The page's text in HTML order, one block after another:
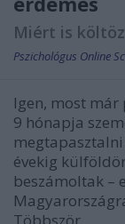
Miért is
Pszichológus Online
Igen, most
9 hónapja
évekig
beszámoltak –